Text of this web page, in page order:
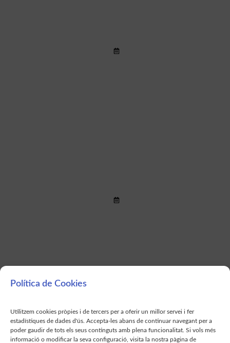
Política de Cookies
Utilitzem cookies pròpies i de tercers per a oferir un millor servei i fer
estadístiques de dades d'ús. Accepta-les abans de continuar navegant per a
poder gaudir de tots els seus continguts amb plena funcionalitat. Si vols més
informació o modificar la seva configuració, visita la nostra pàgina de